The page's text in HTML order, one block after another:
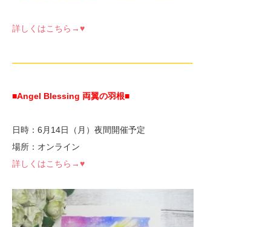
詳しくはこちら→♥
—————————————————————-
■Angel Blessing 両翼の羽根■
日時：6月14日（月）夜間開催予定
場所：オンライン
詳しくはこちら→♥